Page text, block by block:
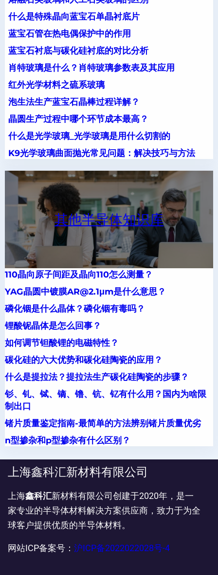
什么是特殊晶向蓝宝石单晶衬底片
蓝宝石管在热电偶保护中的作用
蓝宝石衬底与碳化硅衬底的对比分析
肖特玻璃是什么？肖特玻璃参数表及其应用
红外光学材料之硫系玻璃
泡生法生产蓝宝石晶棒过程详解？
晶圆生产过程中哪个环节成本最高？
什么是光学玻璃_光学玻璃是用什么切割的
K9光学玻璃曲面抛光常见问题：解决技巧与方法
其他半导体知识库
110晶向原子间距及晶向110怎么测量？
YAG晶圆中镀膜AR@2.1μm是什么意思？
磷化铟是什么晶体？磷化铟有毒吗？
锂酸铌晶体是怎么回事？
如何调节钽酸锂的电磁特性？
碳化硅的六大优势和碳化硅陶瓷的应用？
什么是提拉法？提拉法生产碳化硅陶瓷的步骤？
钐、钆、铽、镝、镥、钪、钇有什么用？国内为啥限
制出口
锗片质量鉴定指南-最简单的方法辨别锗片质量优劣
n型掺杂和p型掺杂有什么区别？
上海鑫科汇新材料有限公司
上海鑫科汇新材料有限公司创建于2020年，是一
家专业的半导体材料解决方案供应商，致力于为全
球客户提供优质的半导体材料。
网站ICP备案号： 沪ICP备2022022028号-4